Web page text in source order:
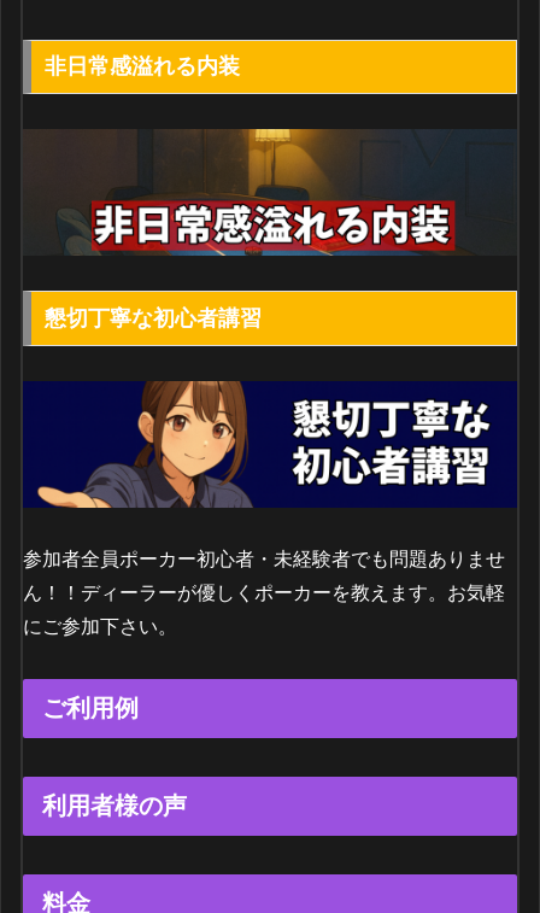
非日常感溢れる内装
懇切丁寧な初心者講習
参加者全員ポーカー初心者・未経験者でも問題ありませ
ん！！ディーラーが優しくポーカーを教えます。お気軽
にご参加下さい。
ご利用例
利用者様の声
料金